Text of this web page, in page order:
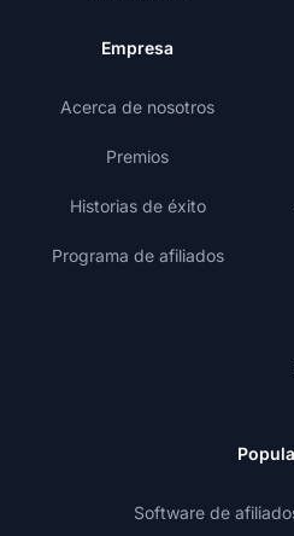
Empresa
Acerca de nosotros
Premios
Historias de éxito
Programa de afiliados
Software de